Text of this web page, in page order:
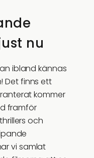
nu
ibland kännas
Det finns ett
kommer
framför
och
vi samlat